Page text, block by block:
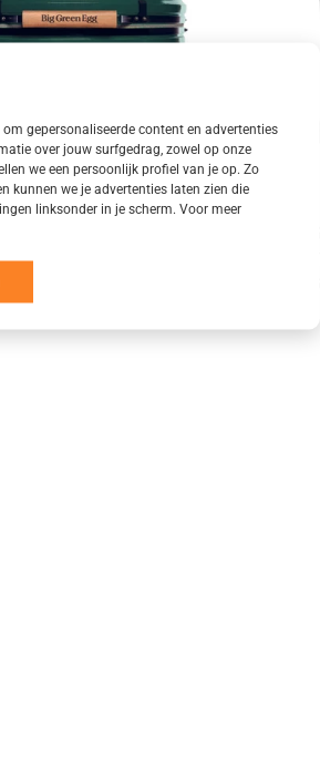
gepersonaliseerde content en advertenties
over jouw surfgedrag, zowel op onze
we een persoonlijk profiel van je op. Zo
kunnen we je advertenties laten zien die
linksonder in je scherm. Voor meer
BIG